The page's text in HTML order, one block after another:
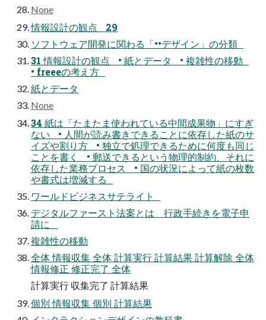
None
情報設計の観点 29
ソフトウェア開発に関わる「••デザイン」の分類
31 情報設計の観点 • 紙とデータ • 複雑性の移動
• freeeの考え方
紙とデータ
None
34 紙は「たまたま使われている中間成果物」にすぎ
ない • 人間が読み書きできることに依存した紙のサ
イズや割り方 • 独立で処理できるために何度も同じ
ことを書く • 郵送できるという物理的制約、それに
依存した業務プロセス • 国の状況によって紙の枚数
や書式は増減する
ワールドビジネスサテライト
デジタルファースト法案とは 行政手続きを電子申
請に
複雑性の移動
全体 情報収集 全体 計算実行 計算結果 計算解除 全体
情報修正 修正完了 全体
計算実行 収集完了 計算結果
個別 情報収集 個別 計算結果